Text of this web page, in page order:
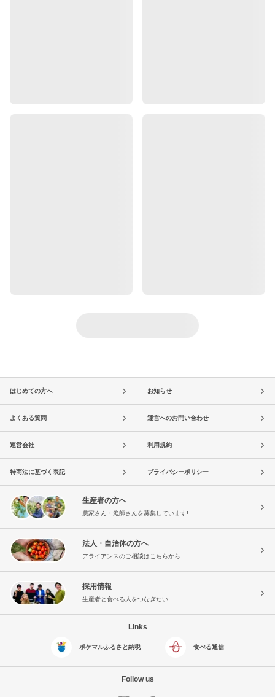
はじめての方へ お知らせ
よくある質問 運営へのお問い合わせ
運営会社 利用規約
特商法に基づく表記 プライバシーポリシー
生産者の方へ
農家さん・漁師さんを募集しています!
法人・自治体の方へ
アライアンスのご相談はこちらから
採用情報
生産者と食べる人をつなぎたい
Links
ポケマルふるさと納税 食べる通信
Follow us